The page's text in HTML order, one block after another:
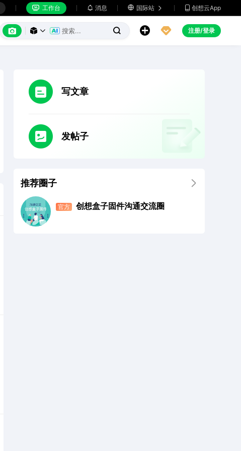
 工作台  消息  国际站   创想云App
      注册/登录
写文章
发帖子
推荐圈子 
官方 创想盒子固件沟通交流圈